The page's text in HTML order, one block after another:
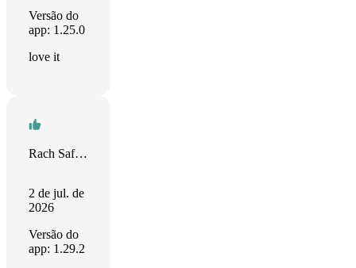
Versão do
app: 1.25.0
love it
Rach Safdieh
2 de jul. de
2026
Versão do
app: 1.29.2